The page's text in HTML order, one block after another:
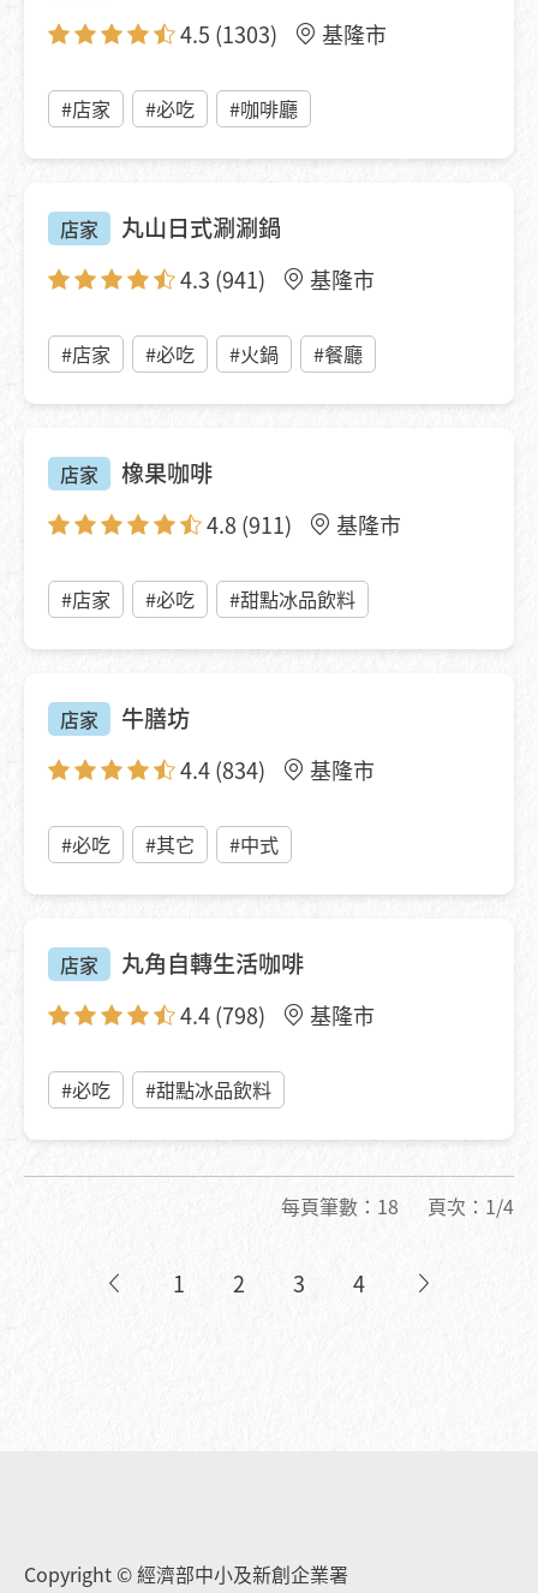
4.5 (1303) 基隆市
#店家 #必吃 #咖啡廳
店家 丸山日式涮涮鍋
4.3 (941) 基隆市
#店家 #必吃 #火鍋 #餐廳
店家 橡果咖啡
4.8 (911) 基隆市
#店家 #必吃 #甜點冰品飲料
店家 牛膳坊
4.4(834) 基隆市
#必吃 #其它 #中式
店家 丸角自轉生活咖啡
4.4(798) 基隆市
#必吃 #甜點冰品飲料
每頁筆數： 18 頁次： 1/4
1 2 3 4
Copyright © 經濟部中小及新創企業署